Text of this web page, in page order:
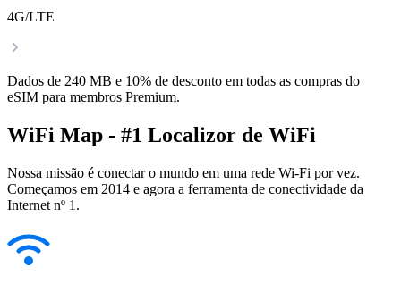
4G/LTE
Dados de 240 MB e 10% de desconto em todas as compras do
eSIM para membros Premium.
WiFi Map - #1 Localizor de WiFi
Nossa missão é conectar o mundo em uma rede Wi-Fi por vez.
Começamos em 2014 e agora a ferramenta de conectividade da
Internet nº 1.